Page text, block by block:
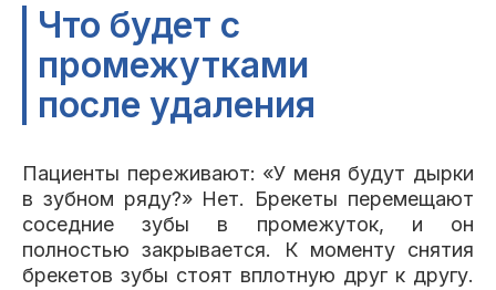
Что будет с
промежутками
после удаления
Пациенты переживают: «У меня будут дырки
в зубном ряду?» Нет. Брекеты перемещают
соседние зубы в промежуток, и он
полностью закрывается. К моменту снятия
брекетов зубы стоят вплотную друг к другу.